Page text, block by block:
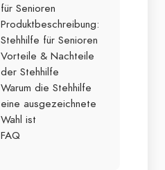
für Senioren
Produktbeschreibung:
Stehhilfe für Senioren
Vorteile & Nachteile
der Stehhilfe
Warum die Stehhilfe
eine ausgezeichnete
Wahl ist
FAQ